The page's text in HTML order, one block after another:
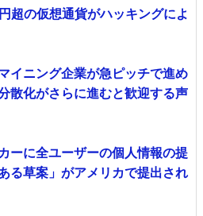
超の仮想通貨がハッキングによ
イニング企業が急ピッチで進め
散化がさらに進むと歓迎する声
ーに全ユーザーの個人情報の提
る草案」がアメリカで提出され